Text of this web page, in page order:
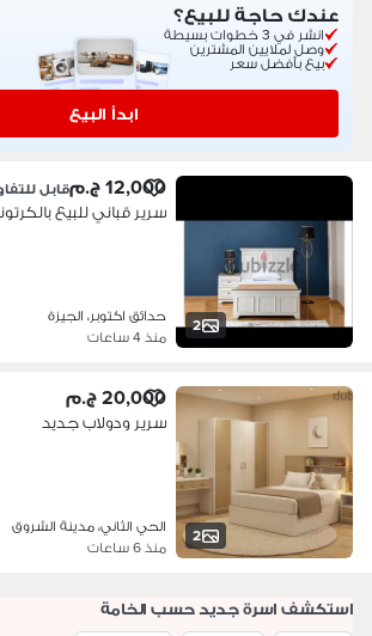
عندك حاجة للبيع؟
انشر في 3 خطوات بسيطة
وصل لملايين المشترين
بيع بأفضل سعر
ابدأ البيع
2
12,000 ج.م قابل
سرير قباني للبيع
حدائق اكتوبر، الجيزة
منذ 4 ساعات
2
20,000 ج.م
سرير ودولاب جديد
الحي الثاني، مدينة الشروق
منذ 6 ساعات
استكشف اسرة جديد حسب الخامة